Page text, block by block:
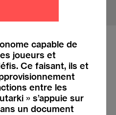
capable de
joueurs et
Ce faisant, ils et
entre les
» s’appuie sur
un document